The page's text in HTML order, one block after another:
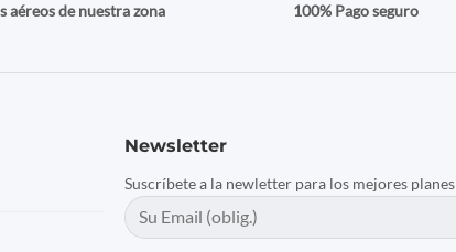
aéreos de nuestra zona 100% Pago seguro
Newsletter
Suscríbete a la newletter para los mejores planes